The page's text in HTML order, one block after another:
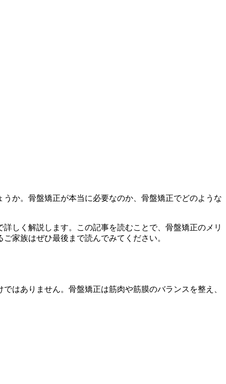
か。骨盤矯正が本当に必要なのか、骨盤矯正でどのような
しく解説します。この記事を読むことで、骨盤矯正のメリ
家族はぜひ最後まで読んでみてください。
はありません。骨盤矯正は筋肉や筋膜のバランスを整え、